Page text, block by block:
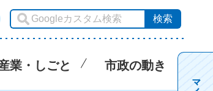
業・しごと 市政の動き